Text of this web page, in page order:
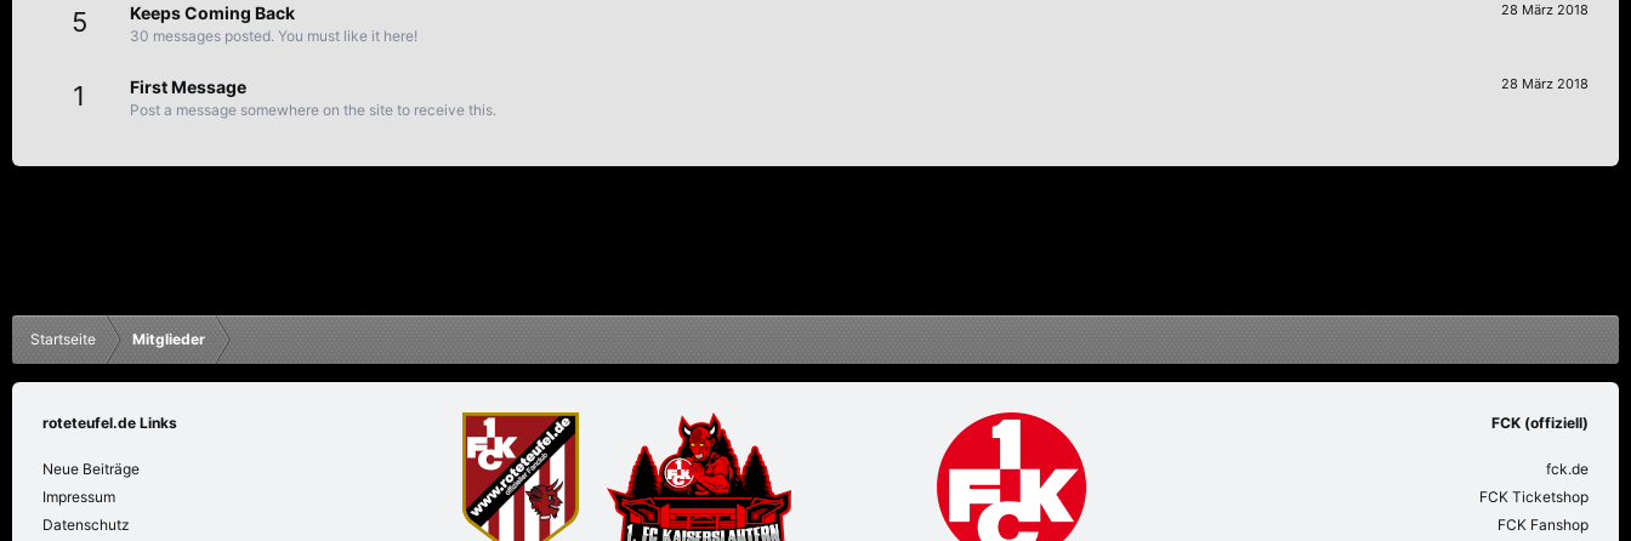
5 28 März 2018
Keeps Coming Back
30 messages posted. You must like it here!
1 28 März 2018
First Message
Post a message somewhere on the site to receive this.
Startseite Mitglieder
roteteufel.de Links
Neue Beiträge
Impressum
Datenschutz
FCK (offiziell)
fck.de
FCK Ticketshop
FCK Fanshop